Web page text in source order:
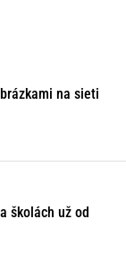
na sieti
školách už od